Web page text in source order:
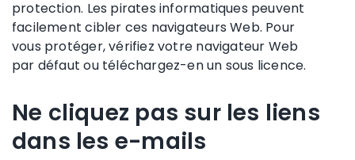
protection. Les pirates informatiques peuvent
facilement cibler ces navigateurs Web. Pour
vous protéger, vérifiez votre navigateur Web
par défaut ou téléchargez-en un sous licence.
Ne cliquez pas sur les liens
dans les e-mails